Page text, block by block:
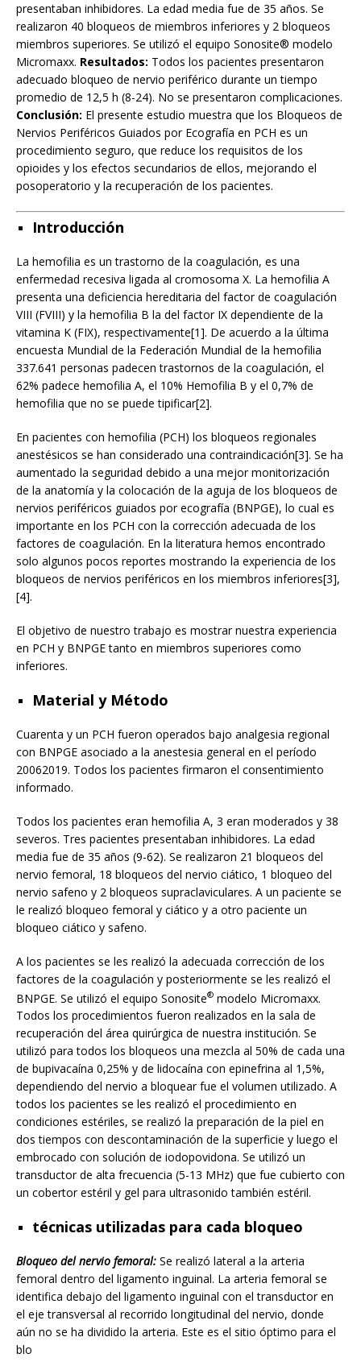
presentaban inhibidores. La edad media fue de 35 años. Se
realizaron 40 bloqueos de miembros inferiores y 2 bloqueos
miembros superiores. Se utilizó el equipo Sonosite® modelo
Micromaxx. Resultados: Todos los pacientes presentaron
adecuado bloqueo de nervio periférico durante un tiempo
promedio de 12,5 h (8-24). No se presentaron complicaciones.
Conclusión: El presente estudio muestra que los Bloqueos de
Nervios Periféricos Guiados por Ecografía en PCH es un
procedimiento seguro, que reduce los requisitos de los
opioides y los efectos secundarios de ellos, mejorando el
posoperatorio y la recuperación de los pacientes.
Introducción
La hemofilia es un trastorno de la coagulación, es una
enfermedad recesiva ligada al cromosoma X. La hemofilia A
presenta una deficiencia hereditaria del factor de coagulación
VIII (FVIII) y la hemofilia B la del factor IX dependiente de la
vitamina K (FIX), respectivamente[1]. De acuerdo a la última
encuesta Mundial de la Federación Mundial de la hemofilia
337.641 personas padecen trastornos de la coagulación, el
62% padece hemofilia A, el 10% Hemofilia B y el 0,7% de
hemofilia que no se puede tipificar[2].
En pacientes con hemofilia (PCH) los bloqueos regionales
anestésicos se han considerado una contraindicación[3]. Se ha
aumentado la seguridad debido a una mejor monitorización
de la anatomía y la colocación de la aguja de los bloqueos de
nervios periféricos guiados por ecografía (BNPGE), lo cual es
importante en los PCH con la corrección adecuada de los
factores de coagulación. En la literatura hemos encontrado
solo algunos pocos reportes mostrando la experiencia de los
bloqueos de nervios periféricos en los miembros inferiores[3],
[4].
El objetivo de nuestro trabajo es mostrar nuestra experiencia
en PCH y BNPGE tanto en miembros superiores como
inferiores.
Material y Método
Cuarenta y un PCH fueron operados bajo analgesia regional
con BNPGE asociado a la anestesia general en el período
20062019. Todos los pacientes firmaron el consentimiento
informado.
Todos los pacientes eran hemofilia A, 3 eran moderados y 38
severos. Tres pacientes presentaban inhibidores. La edad
media fue de 35 años (9-62). Se realizaron 21 bloqueos del
nervio femoral, 18 bloqueos del nervio ciático, 1 bloqueo del
nervio safeno y 2 bloqueos supraclaviculares. A un paciente se
le realizó bloqueo femoral y ciático y a otro paciente un
bloqueo ciático y safeno.
A los pacientes se les realizó la adecuada corrección de los
factores de la coagulación y posteriormente se les realizó el
BNPGE. Se utilizó el equipo Sonosite® modelo Micromaxx.
Todos los procedimientos fueron realizados en la sala de
recuperación del área quirúrgica de nuestra institución. Se
utilizó para todos los bloqueos una mezcla al 50% de cada una
de bupivacaína 0,25% y de lidocaína con epinefrina al 1,5%,
dependiendo del nervio a bloquear fue el volumen utilizado. A
todos los pacientes se les realizó el procedimiento en
condiciones estériles, se realizó la preparación de la piel en
dos tiempos con descontaminación de la superficie y luego el
embrocado con solución de iodopovidona. Se utilizó un
transductor de alta frecuencia (5-13 MHz) que fue cubierto con
un cobertor estéril y gel para ultrasonido también estéril.
técnicas utilizadas para cada bloqueo
Bloqueo del nervio femoral: Se realizó lateral a la arteria
femoral dentro del ligamento inguinal. La arteria femoral se
identifica debajo del ligamento inguinal con el transductor en
el eje transversal al recorrido longitudinal del nervio, donde
aún no se ha dividido la arteria. Este es el sitio óptimo para el
blo